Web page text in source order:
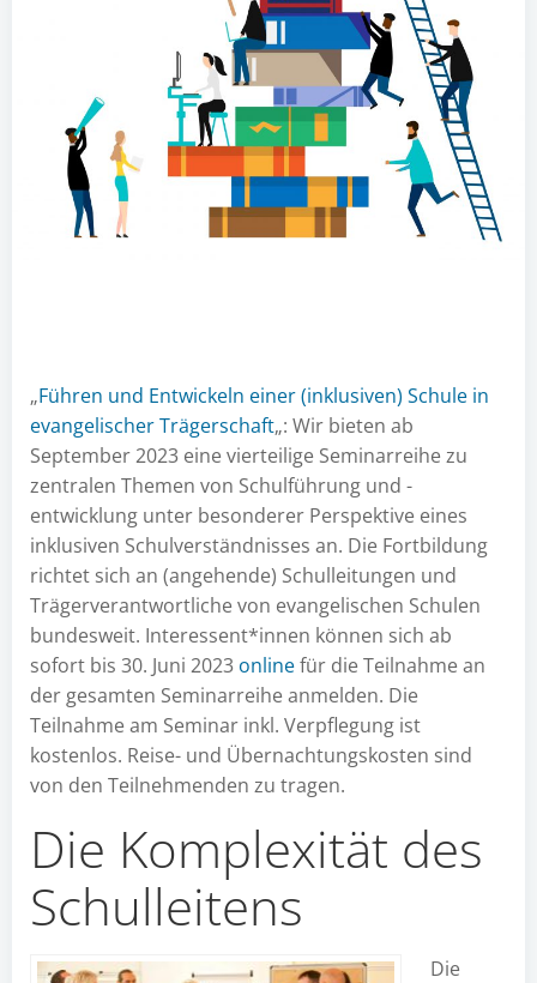
„Führen und Entwickeln einer (inklusiven) Schule in
evangelischer Trägerschaft„: Wir bieten ab
September 2023 eine vierteilige Seminarreihe zu
zentralen Themen von Schulführung und -
entwicklung unter besonderer Perspektive eines
inklusiven Schulverständnisses an. Die Fortbildung
richtet sich an (angehende) Schulleitungen und
Trägerverantwortliche von evangelischen Schulen
bundesweit. Interessent*innen können sich ab
sofort bis 30. Juni 2023 onlinefür die Teilnahme an
der gesamten Seminarreihe anmelden. Die
Teilnahme am Seminar inkl. Verpflegung ist
kostenlos. Reise- und Übernachtungskosten sind
von den Teilnehmenden zu tragen.
Die Komplexität des
Schulleitens
Die